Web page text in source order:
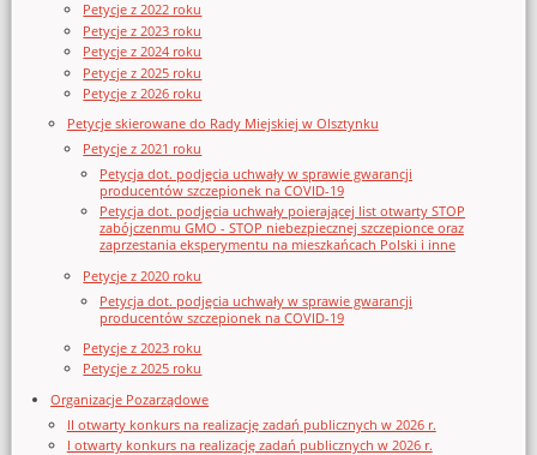
Petycje z 2022 roku
Petycje z 2023 roku
Petycje z 2024 roku
Petycje z 2025 roku
Petycje z 2026 roku
Petycje skierowane do Rady Miejskiej w Olsztynku
Petycje z 2021 roku
Petycja dot. podjęcia uchwały w sprawie gwarancji
producentów szczepionek na COVID-19
Petycja dot. podjęcia uchwały poierającej list otwarty STOP
zabójczenmu GMO - STOP niebezpiecznej szczepionce oraz
zaprzestania eksperymentu na mieszkańcach Polski i inne
Petycje z 2020 roku
Petycja dot. podjęcia uchwały w sprawie gwarancji
producentów szczepionek na COVID-19
Petycje z 2023 roku
Petycje z 2025 roku
Organizacje Pozarządowe
II otwarty konkurs na realizację zadań publicznych w 2026 r.
I otwarty konkurs na realizację zadań publicznych w 2026 r.